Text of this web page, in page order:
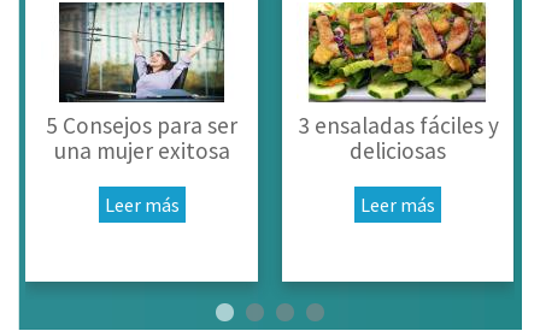
5 Consejos para ser
una mujer exitosa
Leer más
3 ensaladas fáciles y
deliciosas
Leer más